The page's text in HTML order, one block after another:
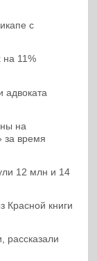
с
на 11%
на
за время
12 млн и 14
Красной книги
рассказали